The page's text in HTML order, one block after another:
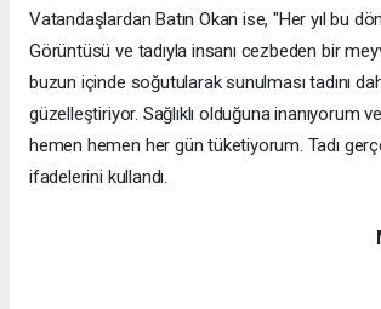
Vatandaşlardan Batın Okan ise, "Her yıl bu
Görüntüsü ve tadıyla insanı cezbeden bir
buzun içinde soğutularak sunulması tadını
güzelleştiriyor. Sağlıklı olduğuna inanıyorum
hemen hemen her gün tüketiyorum. Tadı
ifadelerini kullandı.